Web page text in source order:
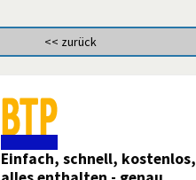
Einfach, schnell, kostenlos,